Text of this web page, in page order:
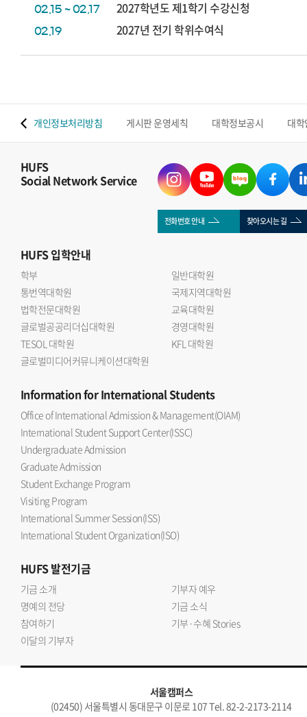
02.15 ~ 02.17 2027학년도 제1학기 수강신청
02.19 2027년 전기 학위수여식
개인정보처리방침 게시판 운영세칙 대학정보공시 대
HUFS
Social Network Service
전화번호 안내 찾아오시는 길
HUFS입학안내
학부
일반대학원
통번역대학원
국제지역대학원
법학전문대학원
교육대학원
글로벌공공리더십대학원
경영대학원
TESOL 대학원
KFL 대학원
글로벌미디어커뮤니케이션대학원
Informationfor International Students
Office of International Admission & Management(OIAM)
International Student Support Center(ISSC)
Undergraduate Admission
Graduate Admission
Student Exchange Program
Visiting Program
International Summer Session(ISS)
International Student Organization(ISO)
HUFS발전기금
기금 소개
기부자 예우
명예의 전당
기금 소식
참여하기
기부·수혜 Stories
이달의 기부자
서울캠퍼스
(02450) 서울특별시 동대문구 이문로 107 Tel. 82-2-2173-2114